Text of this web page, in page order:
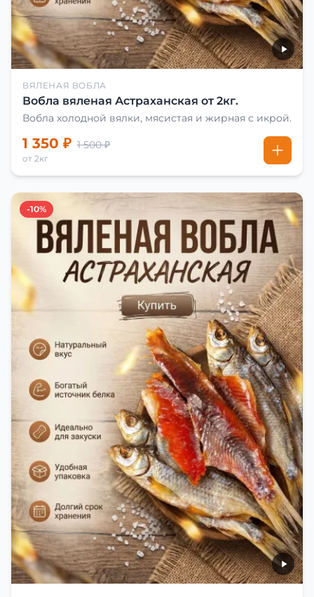
ВЯЛЕНАЯ ВОБЛА
Вобла вяленая Астраханская от 2кг.
Вобла холодной вялки, мясистая и жирная с икрой.
1 350 ₽ 1 500 ₽
от 2кг
-10%